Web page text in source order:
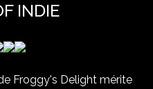
INDIE
Froggy's Delight mérite